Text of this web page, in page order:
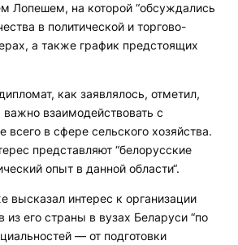
Лопешем, на которой “обсуждались
в политической и торгово-
а также график предстоящих
как заявлялось, отметил,
важно взаимодействовать с
в сфере сельского хозяйства.
представляют “белорусские
опыт в данной области“.
высказал интерес к организации
из его страны в вузах Беларуси “по
— от подготовки